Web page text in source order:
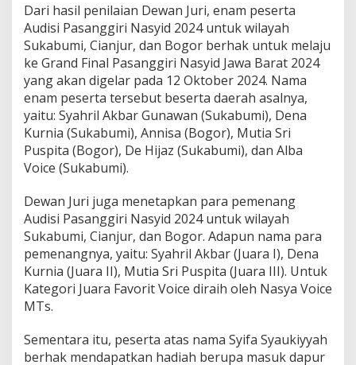
Dari hasil penilaian Dewan Juri, enam peserta
Audisi Pasanggiri Nasyid 2024 untuk wilayah
Sukabumi, Cianjur, dan Bogor berhak untuk melaju
ke Grand Final Pasanggiri Nasyid Jawa Barat 2024
yang akan digelar pada 12 Oktober 2024. Nama
enam peserta tersebut beserta daerah asalnya,
yaitu: Syahril Akbar Gunawan (Sukabumi), Dena
Kurnia (Sukabumi), Annisa (Bogor), Mutia Sri
Puspita (Bogor), De Hijaz (Sukabumi), dan Alba
Voice (Sukabumi).
Dewan Juri juga menetapkan para pemenang
Audisi Pasanggiri Nasyid 2024 untuk wilayah
Sukabumi, Cianjur, dan Bogor. Adapun nama para
pemenangnya, yaitu: Syahril Akbar (Juara I), Dena
Kurnia (Juara II), Mutia Sri Puspita (Juara III). Untuk
Kategori Juara Favorit Voice diraih oleh Nasya Voice
MTs.
Sementara itu, peserta atas nama Syifa Syaukiyyah
berhak mendapatkan hadiah berupa masuk dapur